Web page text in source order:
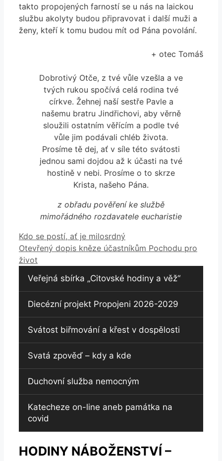
takto propojených farností se u nás na laickou
službu akolyty budou připravovat i další muži a
ženy, kteří k tomu budou mít od Pána povolání.
+ otec Tomáš
Dobrotivý Otče, z tvé vůle vzešla a ve
tvých rukou spočívá celá rodina tvé
církve. Žehnej naší sestře Pavle a
našemu bratru Jindřichovi, aby věrně
sloužili ostatním věřícím a podle tvé
vůle jim podávali chléb života.
Prosíme tě dej, ať v síle této svátosti
jednou sami dojdou až k účasti na tvé
hostině v nebi. Prosíme o to skrze
Krista, našeho Pána.
z obřadu pověření ke službě
mimořádného rozdavatele eucharistie
Kdo se postí, ať je milosrdný
Otevřený dopis kněze účastníkům Pochodu pro
život
Veřejná sbírka „Citovské hodiny a věž“
Diecézní projekt Propojeni 2026-2029
Svátost biřmování a křest v dospělosti
Svatá zpověď – kdy a kde
Duchovní služba nemocným
Katecheze on-line aneb památka na
covid
HODINY NÁBOŽENSTVÍ –